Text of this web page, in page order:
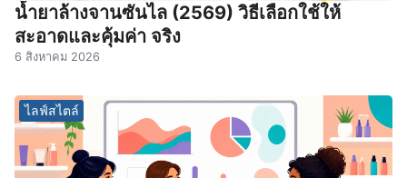
น้ำยาล้างจานซันไล (2569) วิธีเลือกใช้ให้
สะอาดและคุ้มค่า จริง
6 สิงหาคม 2026
ไลฟ์สไตล์